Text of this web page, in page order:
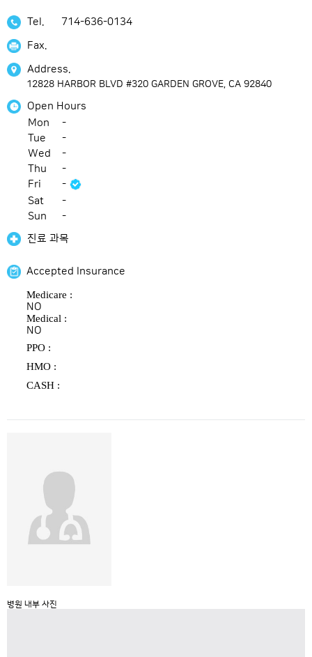
Tel. 714-636-0134
Fax.
Address.
12828 HARBOR BLVD #320 GARDEN GROVE, CA 92840
Open Hours
Mon
-
Tue
-
Wed
-
Thu
-
Fri
-
Sat
-
Sun
-
진료 과목
Accepted Insurance
Medicare :
NO
Medical :
NO
PPO :
HMO :
CASH :
병원 내부 사진